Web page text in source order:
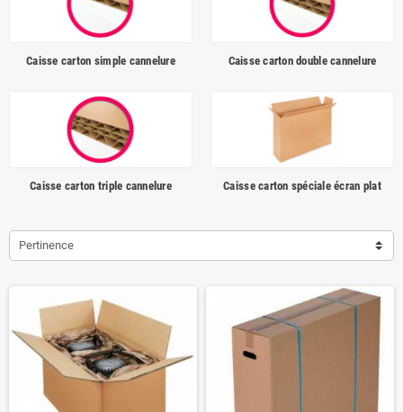
Caisse carton simple cannelure Caisse carton double cannelure
Caisse carton triple cannelure Caisse carton spéciale écran plat
Pertinence